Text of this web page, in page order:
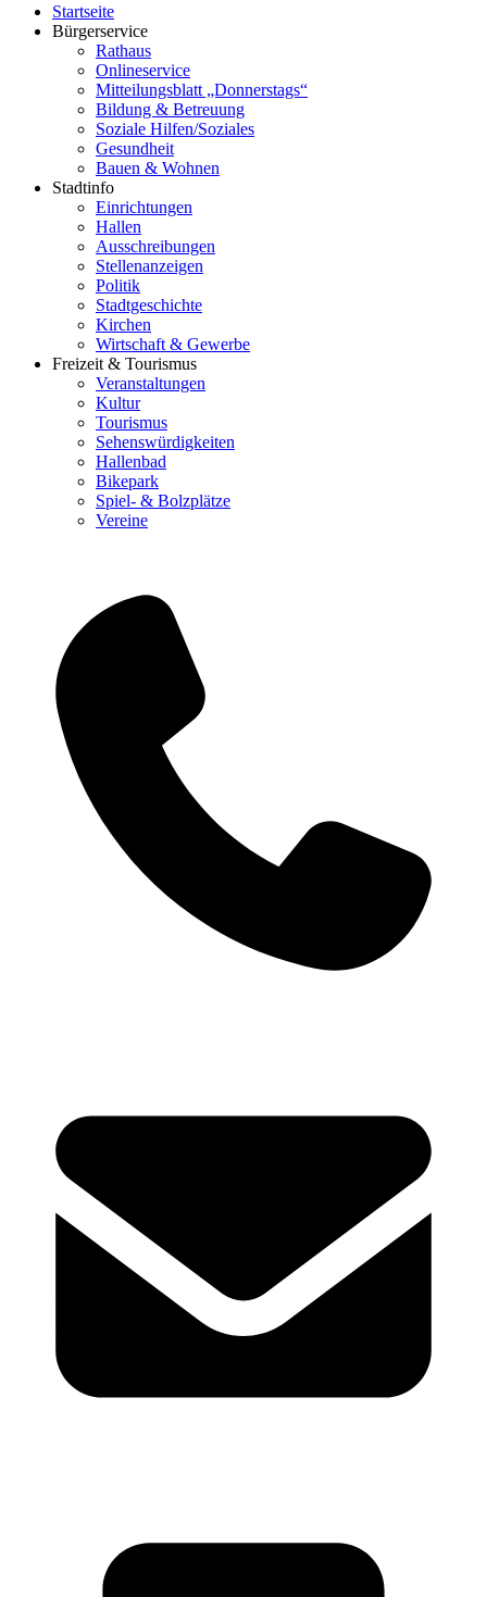
Startseite
Bürgerservice
Rathaus
Onlineservice
Mitteilungsblatt „Donnerstags“
Bildung & Betreuung
Soziale Hilfen/Soziales
Gesundheit
Bauen & Wohnen
Stadtinfo
Einrichtungen
Hallen
Ausschreibungen
Stellenanzeigen
Politik
Stadtgeschichte
Kirchen
Wirtschaft & Gewerbe
Freizeit & Tourismus
Veranstaltungen
Kultur
Tourismus
Sehenswürdigkeiten
Hallenbad
Bikepark
Spiel- & Bolzplätze
Vereine